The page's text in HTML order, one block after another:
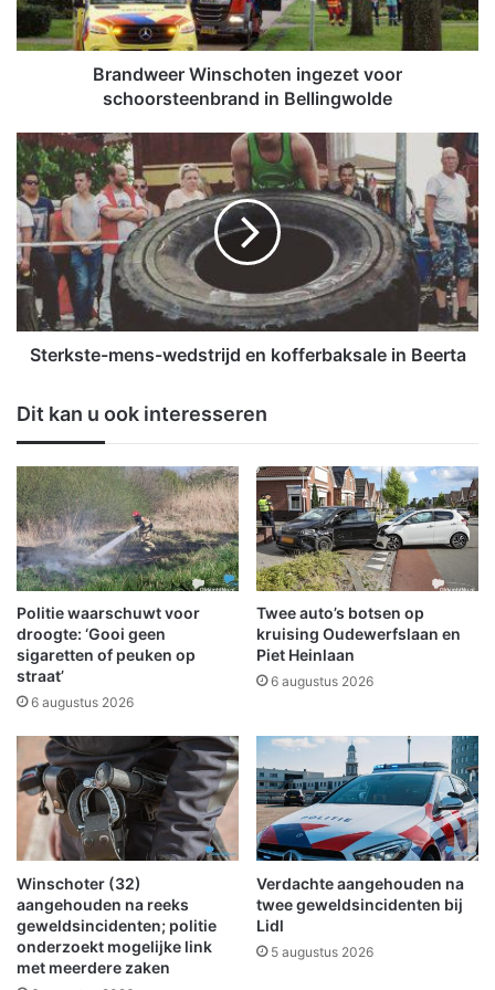
r
s
c
h
o
t
e
n
e
t
v
o
o
r
s
c
h
o
o
r
s
e
n
a
n
d
i
n
B
Brandweer Winschoten ingezet voor
schoorsteenbrand in Bellingwolde
S
t
e
r
k
s
t
-
s
-
w
e
d
s
t
r
i
j
d
e
n
o
f
f
b
a
k
s
a
l
Sterkste-mens-wedstrijd en kofferbaksale in Beerta
Dit kan u ook interesseren
Politie waarschuwt voor
droogte: ‘Gooi geen
sigaretten of peuken op
straat’
6 augustus 2026
Twee auto’s botsen op
kruising Oudewerfslaan en
Piet Heinlaan
6 augustus 2026
Winschoter (32)
aangehouden na reeks
geweldsincidenten; politie
onderzoekt mogelijke link
met meerdere zaken
Verdachte aangehouden na
twee geweldsincidenten bij
Lidl
5 augustus 2026